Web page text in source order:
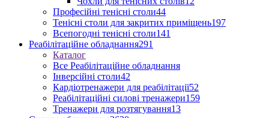
Професійні тенісні столи44
Тенісні столи для закритих приміщень197
Всепогодні тенісні столи141
Реабілітаційне обладнання291
Каталог
Все Реабілітаційне обладнання
Інверсійні столи42
Кардіотренажери для реабілітації52
Реабілітаційні силові тренажери159
Тренажери для розтягування13